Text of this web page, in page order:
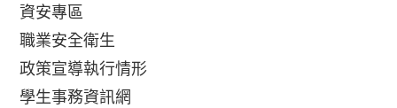
資安專區
職業安全衛生
政策宣導執行情形
學生事務資訊網